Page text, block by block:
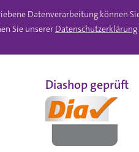
Datenverarbeitung können
Sie unserer Datenschutzerklärung
Diashop geprüft